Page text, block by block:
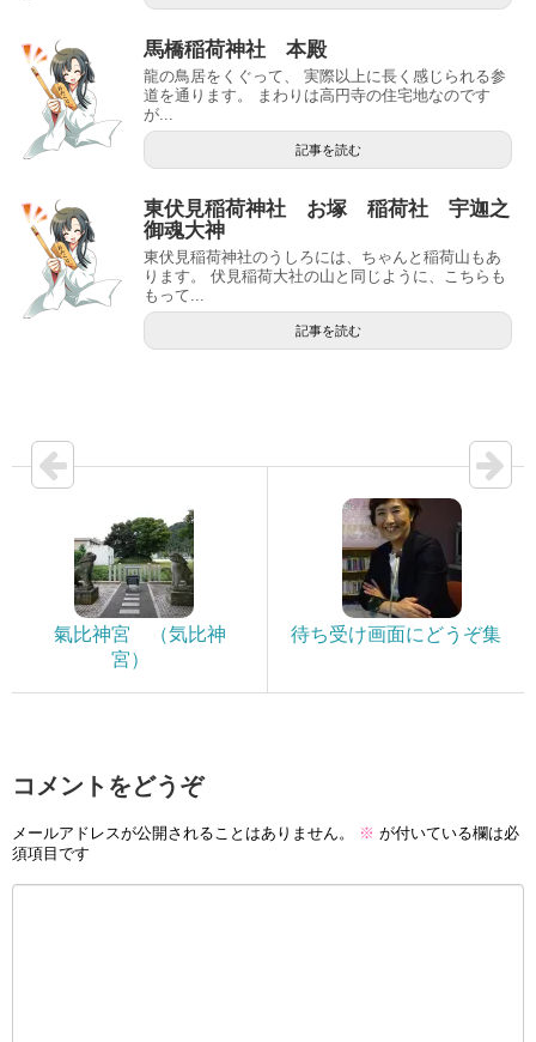
馬橋稲荷神社 本殿
龍の鳥居をくぐって、 実際以上に長く感じられる参
道を通ります。 まわりは高円寺の住宅地なのです
が...
記事を読む
東伏見稲荷神社 お塚 稲荷社 宇迦之
御魂大神
東伏見稲荷神社のうしろには、ちゃんと稲荷山もあ
ります。 伏見稲荷大社の山と同じように、こちらも
もって...
記事を読む
氣比神宮 （気比神
宮）
待ち受け画面にどうぞ集
コメントをどうぞ
メールアドレスが公開されることはありません。 ※ が付いている欄は必
須項目です